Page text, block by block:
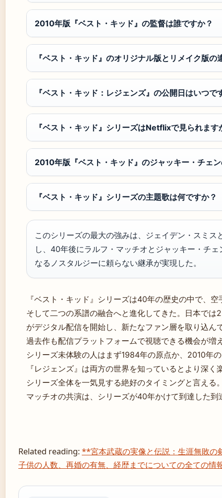
2010年版『ベスト・キッド』の監督は誰ですか？
『ベスト・キッド』のオリジナル版とリメイク版の
『ベスト・キッド：レジェンズ』の公開日はいつで
『ベスト・キッド』シリーズはNetflixで見られます
2010年版『ベスト・キッド』のジャッキー・チェ
『ベスト・キッド』シリーズの主題歌は何ですか？
このシリーズの最大の強みは、ジェイデン・スミ
し、40年後にラルフ・マッチオとジャッキー・チ
なるノスタルジーに頼らない継承が実現した。
『ベスト・キッド』シリーズは40年の歴史の中で、
そして二つの系譜の融合へと進化してきた。日本で
がデジタル配信を開始し、新たなファン層を取り込ん
過去作も配信プラットフォームで視聴できる機会が増
シリーズ未体験の人はまず1984年の原点か、2010年
『レジェンズ』は両方の世界を知っているとより深く
シリーズ全体を一気見する絶好のタイミングと言える
マッチオの共演は、シリーズが40年かけて到達した到
Related reading:**宮本武蔵の実像と伝説：生涯無敗の
子供の人数、再婚の有無、経歴までについての全ての